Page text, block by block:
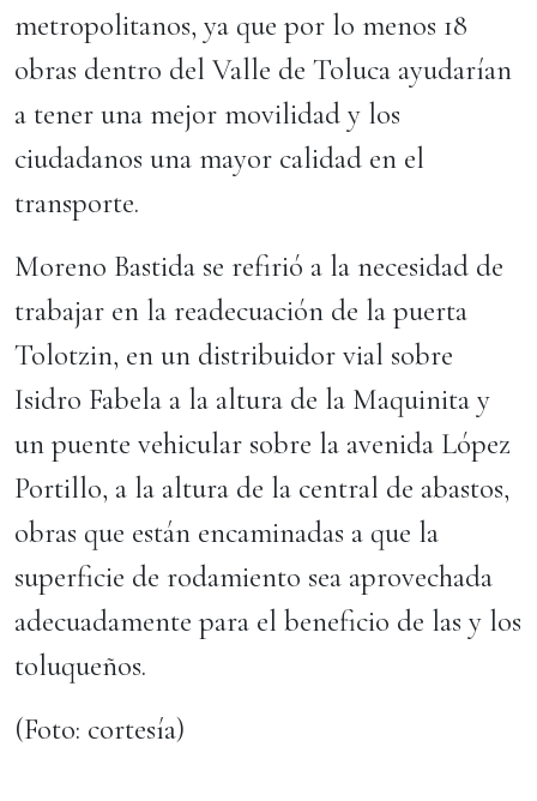
metropolitanos, ya que por lo menos 18
obras dentro del Valle de Toluca ayudarían
a tener una mejor movilidad y los
ciudadanos una mayor calidad en el
transporte.
Moreno Bastida se refirió a la necesidad de
trabajar en la readecuación de la puerta
Tolotzin, en un distribuidor vial sobre
Isidro Fabela a la altura de la Maquinita y
un puente vehicular sobre la avenida López
Portillo, a la altura de la central de abastos,
obras que están encaminadas a que la
superficie de rodamiento sea aprovechada
adecuadamente para el beneficio de las y los
toluqueños.
(Foto: cortesía)